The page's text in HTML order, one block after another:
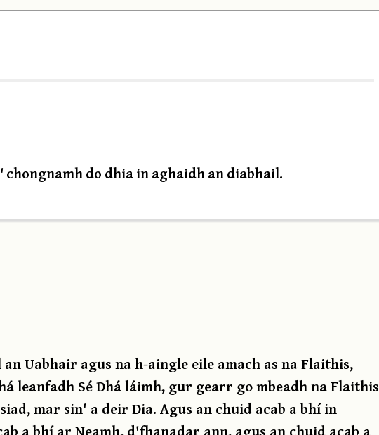
do dhia in aghaidh an diabhail.
Uabhair agus na h-aingle eile amach as na Flaithis,
leanfadh Sé Dhá láimh, gur gearr go mbeadh na Flaithis
mar sin' a deir Dia. Agus an chuid acab a bhí in